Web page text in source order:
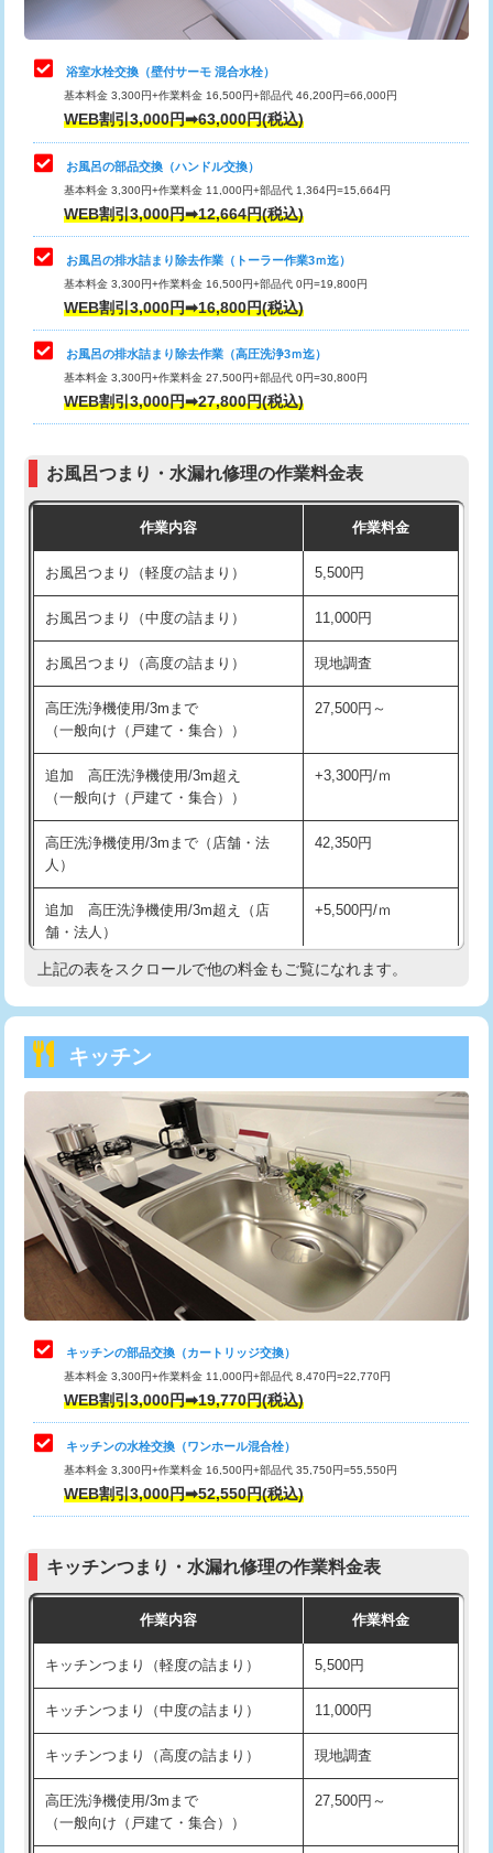
止水・漏水調査・防水処理・清掃・修
理・調整・分解・加工など（中作業）
22,000円
止水・漏水調査・防水処理・清掃・修
理・調整・分解・加工など（重作業）
33,000円
トイレタンク脱着
トイレ便器脱着
タンクレストイレ脱着 33,000円
小便器トイレ脱着
その他部品の脱着 8,800円～
交換・取付（タンク）
交換・取付（普通便座） 11,000円+材料費
交換・取付（温水洗浄便座） 16,500円+材料費
交換・取付(単水栓（壁付・デッキ
式）)
13,200円+材料費
交換・取付(混合水栓（壁付・デッキ
式・ワンホール）)
16,500円+材料費
交換・取付(排水栓・排水トラップ
（P/S/ポップアップ））
22,000円+材料費
交換・取付（その他部品） 11,000円+材料費
持込商品取付（単水栓） 13,200円
持込商品取付（混合水栓）
持込商品取付（浄水器・分岐水栓） 16,500円
持込商品取付（温水洗浄便座） 22,000円
持込商品取付（普通便座⇔温水洗浄便
22,000円
給水管工事※（ホール加工)
給水管工事※（バンド止め) 3,300円
給水管工事※（支持金具設置) 5,500円
給水管工事※（保温材使用（バンド止
め込み）)
5,500円
給水管工事※（土の掘削・埋め戻し作
11,000円
給水管工事※（塩ビ管（VP・HI）使
用/3ｍまで)
給水管工事※（塩ビ管（VP・HI）使
用（追加）/3ｍ超え)
給水管工事※（ライニング鋼管・銅
管・ポリ管・HT管使用/3ｍまで)
44,000円
管・ポリ管・HT管使用/3ｍ超え)
排水管工事（土の掘削・埋め戻し作
11,000円~
排水管工事（排水管工事/3ｍまで） 55,000円
排水管工事（追加 排水管工事/3ｍ超
+11,000円
マス交換（土の掘削・埋め戻し作業）
マス交換（深さ50㎝未満）
浴室水栓交換（壁付サーモ 混合水栓）
基本料金 3,300円+作業料金 16,500円+部品代 46,200円=66,000円
WEB割引3,000円➡63,000円(税込)
お風呂の部品交換（ハンドル交換）
基本料金 3,300円+作業料金 11,000円+部品代 1,364円=15,664円
WEB割引3,000円➡12,664円(税込)
お風呂の排水詰まり除去作業（トーラー作業3ｍ迄）
基本料金 3,300円+作業料金 16,500円+部品代 0円=19,800円
WEB割引3,000円➡16,800円(税込)
お風呂の排水詰まり除去作業（高圧洗浄3ｍ迄）
基本料金 3,300円+作業料金 27,500円+部品代 0円=30,800円
WEB割引3,000円➡27,800円(税込)
お風呂つまり・水漏れ修理の作業料金表
作業内容 作業料金
お風呂つまり（軽度の詰まり） 5,500円
お風呂つまり（中度の詰まり） 11,000円
お風呂つまり（高度の詰まり） 現地調査
高圧洗浄機使用/3mまで
（一般向け（戸建て・集合））
27,500円～
追加 高圧洗浄機使用/3m超え
（一般向け（戸建て・集合））
+3,300円/ｍ
高圧洗浄機使用/3mまで（店舗・法
人）
42,350円
追加 高圧洗浄機使用/3m超え（店
舗・法人）
+5,500円/ｍ
高度高圧洗浄換 現地調査
トーラー機使用/3mまで
追加トーラー機使用/3m超え +3,300円
カメラ調査 33,000円
桝清掃 8,800円
止水・漏水調査・防水処理・清掃・修
理・調整・分解・加工など（軽作業）
11,000円
止水・漏水調査・防水処理・清掃・修
理・調整・分解・加工など（中作業）
22,000円
止水・漏水調査・防水処理・清掃・修
理・調整・分解・加工など（重作業）
33,000円
お風呂タンク脱着
その他部品の脱着
式・ワンホール）)
交換・取付(排水栓・排水トラップ
22,000円+材料費
持込商品取付（単水栓）
上記の表をスクロールで他の料金もご覧になれます。
キッチン
キッチンの部品交換（カートリッジ交換）
基本料金 3,300円+作業料金 11,000円+部品代 8,470円=22,770円
WEB割引3,000円➡19,770円(税込)
キッチンの水栓交換（ワンホール混合栓）
基本料金 3,300円+作業料金 16,500円+部品代 35,750円=55,550円
WEB割引3,000円➡52,550円(税込)
キッチンつまり・水漏れ修理の作業料金表
作業内容 作業料金
キッチンつまり（軽度の詰まり） 5,500円
キッチンつまり（中度の詰まり） 11,000円
キッチンつまり（高度の詰まり） 現地調査
高圧洗浄機使用/3mまで
（一般向け（戸建て・集合））
27,500円～